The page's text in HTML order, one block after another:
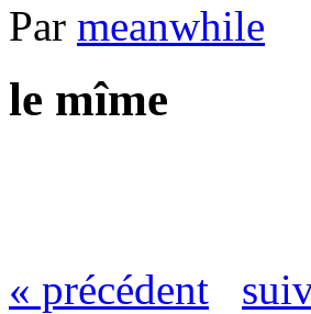
Par meanwhile
le mîme
« précédent